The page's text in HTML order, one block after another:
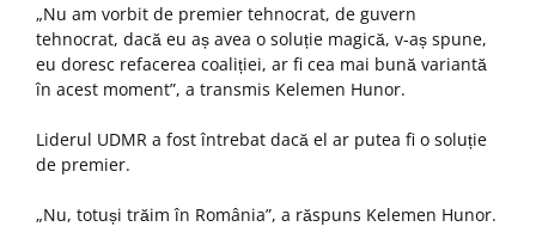
„Nu am vorbit de premier tehnocrat, de guvern
tehnocrat, dacă eu aș avea o soluție magică, v-aș spune,
eu doresc refacerea coaliției, ar fi cea mai bună variantă
în acest moment”, a transmis Kelemen Hunor.
Liderul UDMR a fost întrebat dacă el ar putea fi o soluție
de premier.
„Nu, totuși trăim în România”, a răspuns Kelemen Hunor.